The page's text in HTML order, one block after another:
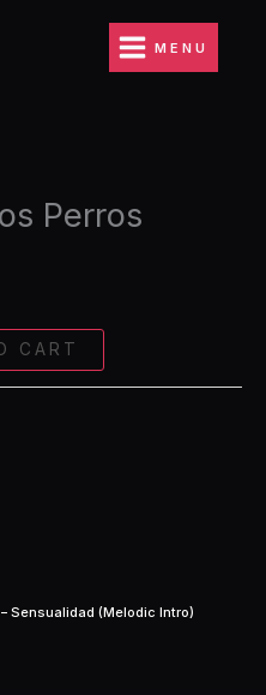
MENU
Perros
CART
Sensualidad (Melodic Intro)